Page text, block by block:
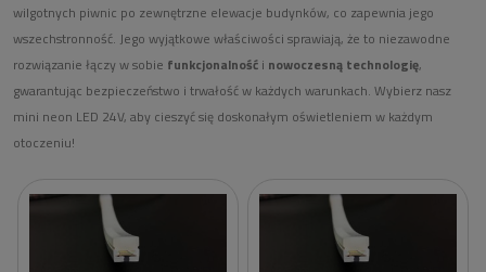
wilgotnych piwnic po zewnętrzne elewacje budynków, co zapewnia jego
wszechstronność. Jego wyjątkowe właściwości sprawiają, że to niezawodne
rozwiązanie łączy w sobie funkcjonalność i nowoczesną technologię,
gwarantując bezpieczeństwo i trwałość w każdych warunkach. Wybierz nasz
mini neon LED 24V, aby cieszyć się doskonałym oświetleniem w każdym
otoczeniu!